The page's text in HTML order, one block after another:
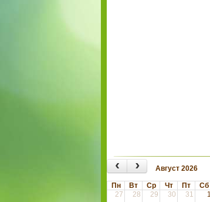
‹ › Август 2026
Пн Вт Ср Чт Пт Сб
27
28 29 30 31 1